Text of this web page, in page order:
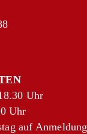
Uhr
Uhr
auf Anmeldung